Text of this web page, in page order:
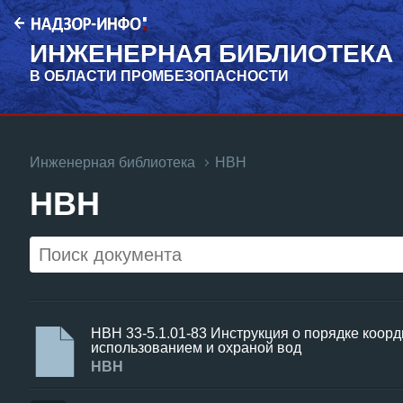
ИНЖЕНЕРНАЯ БИБЛИОТЕКА
В ОБЛАСТИ ПРОМБЕЗОПАСНОСТИ
Инженерная библиотека НВН
НВН
НВН 33-5.1.01-83 Инструкция о порядке
использованием и охраной вод
НВН